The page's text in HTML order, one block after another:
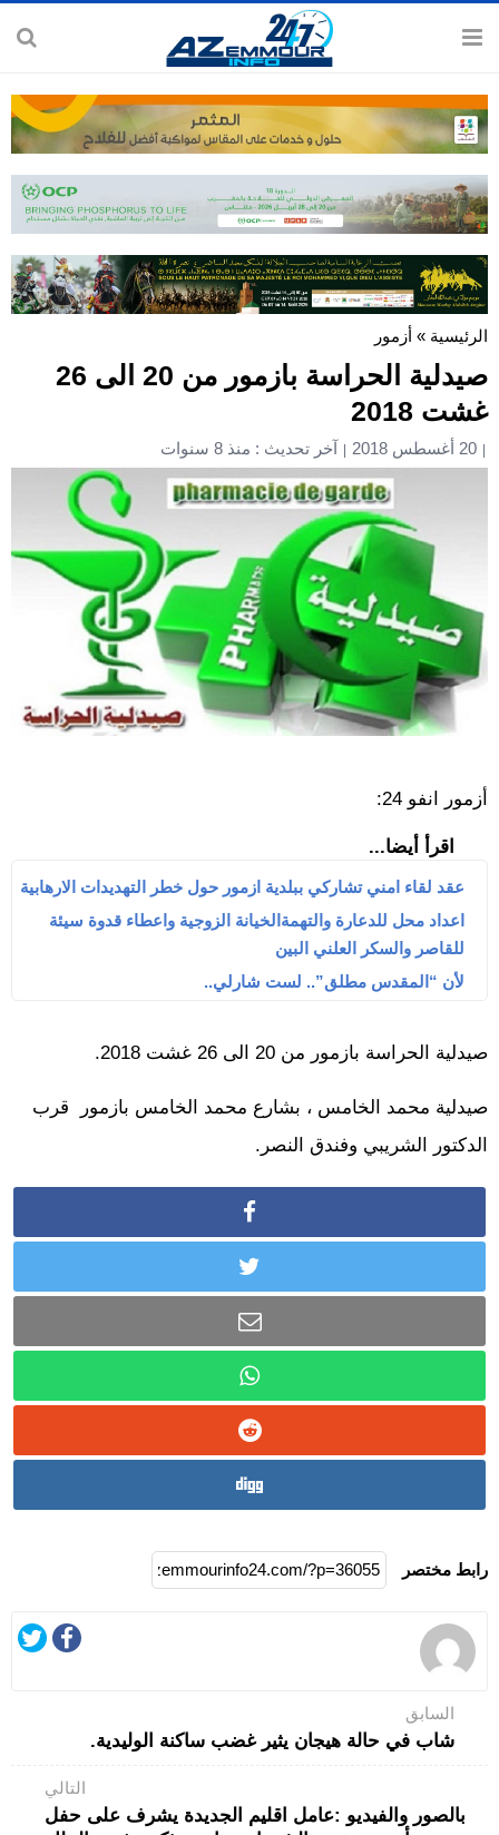
الرئيسية » أزمور
صيدلية الحراسة بازمور من 20 الى 26
غشت 2018
20 أغسطس 2018 آخر تحديث : منذ 8 سنوات
أزمور انفو 24:
اقرأ أيضا...
عقد لقاء امني تشاركي ببلدية ازمور حول خطر التهديدات الارهابية
اعداد محل للدعارة والتهمةالخيانة الزوجية واعطاء قدوة سيئة
للقاصر والسكر العلني البين
لأن “المقدس مطلق”.. لست شارلي..
صيدلية الحراسة بازمور من 20 الى 26 غشت 2018.
صيدلية محمد الخامس ، بشارع محمد الخامس بازمور قرب
الدكتور الشريبي وفندق النصر.
رابط مختصر
السابق
شاب في حالة هيجان يثير غضب ساكنة الوليدية.
التالي
بالصور والفيديو :عامل اقليم الجديدة يشرف على حفل